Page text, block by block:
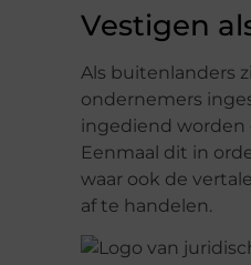
Vestigen
Als buitenlanders
ondernemers
ingediend
Eenmaal dit in
waar ook de
af te handelen.